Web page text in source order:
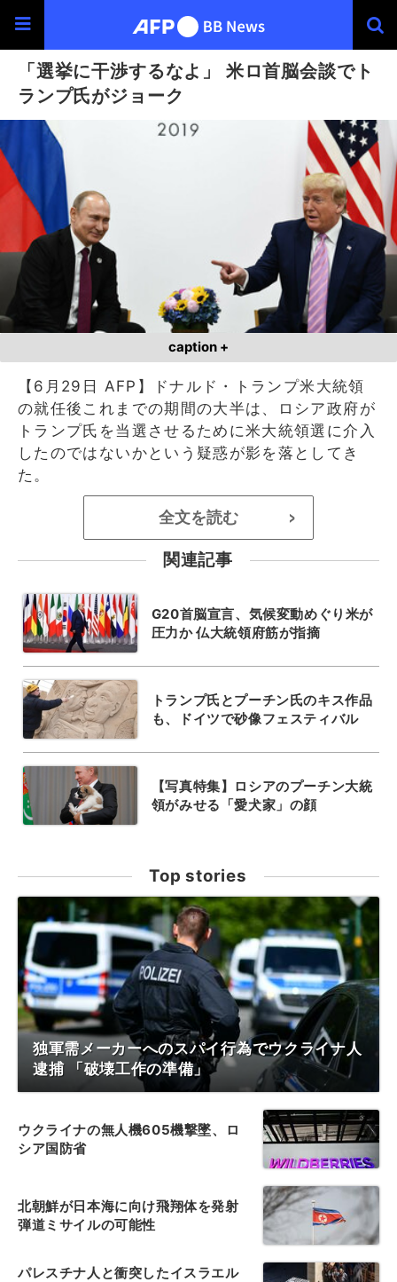
「選挙に干渉するなよ」 米ロ首脳会談でト
ランプ氏がジョーク
caption +
【6月29日 AFP】ドナルド・トランプ米大統領
の就任後これまでの期間の大半は、ロシア政府が
トランプ氏を当選させるために米大統領選に介入
したのではないかという疑惑が影を落としてき
た。
全文を読む >
関連記事
G20首脳宣言、気候変動めぐり米が
圧力か 仏大統領府筋が指摘
トランプ氏とプーチン氏のキス作品
も、ドイツで砂像フェスティバル
【写真特集】ロシアのプーチン大統
領がみせる「愛犬家」の顔
Top stories
独軍需メーカーへのスパイ行為でウクライナ人
逮捕 「破壊工作の準備」
ウクライナの無人機605機撃墜、ロ
シア国防省
北朝鮮が日本海に向け飛翔体を発射
弾道ミサイルの可能性
パレスチナ人と衝突したイスラエル